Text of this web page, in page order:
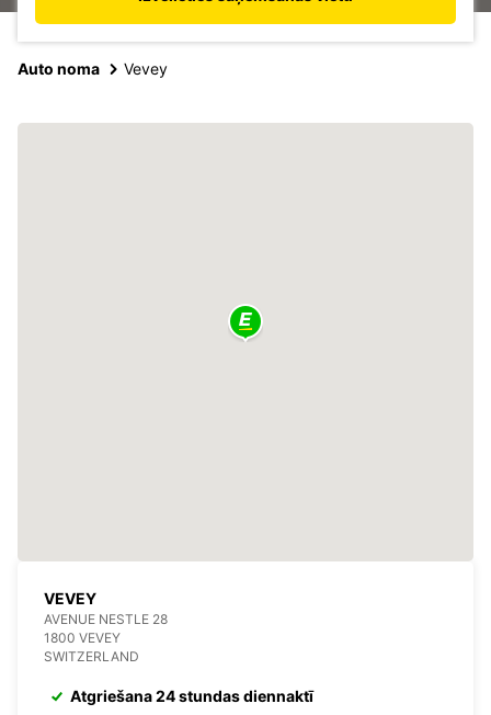
Auto noma Vevey
VEVEY
AVENUE NESTLE 28
1800 VEVEY
SWITZERLAND
Atgriešana 24 stundas diennaktī